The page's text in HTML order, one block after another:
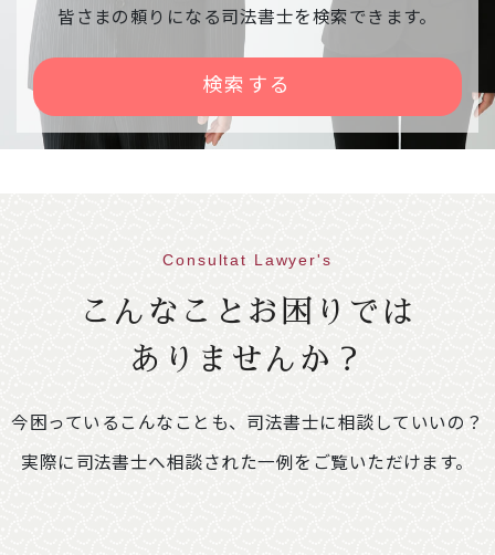
下記相談会が、雪の影響で中止になりました。
【日時】令和８年２月９日（月） １３：００
～１６：００
【会場】右京区役所京北出張所
86.1KB
2026年01月09日
「相続・遺言推進月間」司法書士による無料
【開催期間】令和８年２月１日（日）～２月２
８日（土）※ご予約不要
皆さまの頼りになる司法書士を検索できます。
検索する
Consultat Lawyer's
こんなことお困りでは
ありませんか？
今困っているこんなことも、司法書士に相談していいの？
実際に司法書士へ相談された一例をご覧いただけます。